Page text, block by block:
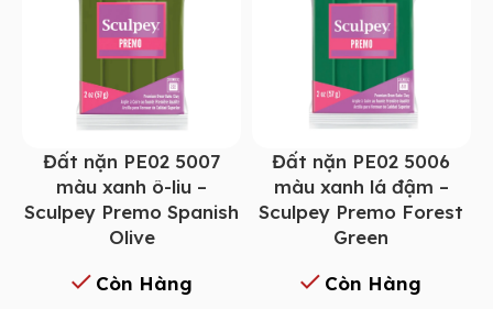
Đất nặn PE02 5007
màu xanh ô-liu –
Sculpey Premo Spanish
Olive
Còn Hàng
Đất nặn PE02 5006
màu xanh lá đậm –
Sculpey Premo Forest
Green
Còn Hàng